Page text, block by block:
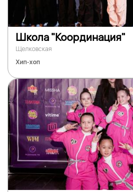
Школа "Координация"
Щелковская
Хип-хоп